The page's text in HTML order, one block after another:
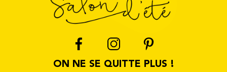
ON NE SE QUITTE PLUS !